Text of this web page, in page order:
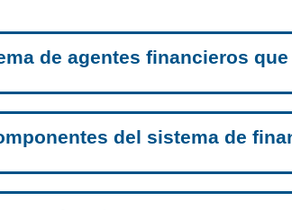
de agentes financieros
del sistema de